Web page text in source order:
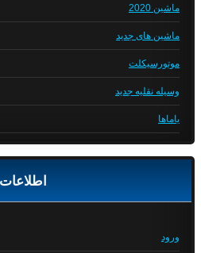
ماشین 2020
ماشین های جدید
موتورسیکلت
وسیله نقلیه جدید
یاماها
اطلاعات
ورود